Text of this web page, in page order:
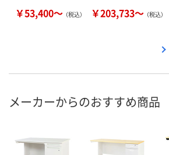
￥53,400～ （税込） ￥203,733～ （税込）
メーカーからのおすすめ商品